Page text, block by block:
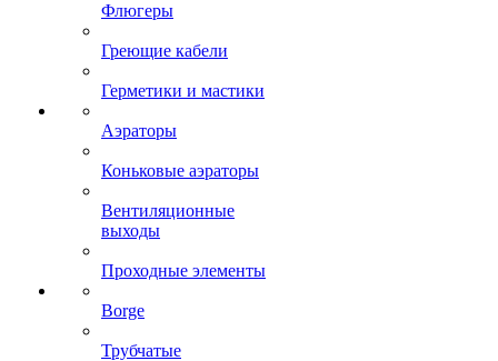
Флюгеры
Греющие кабели
Герметики и мастики
Аэраторы
Коньковые аэраторы
Вентиляционные
выходы
Проходные элементы
Borge
Трубчатые